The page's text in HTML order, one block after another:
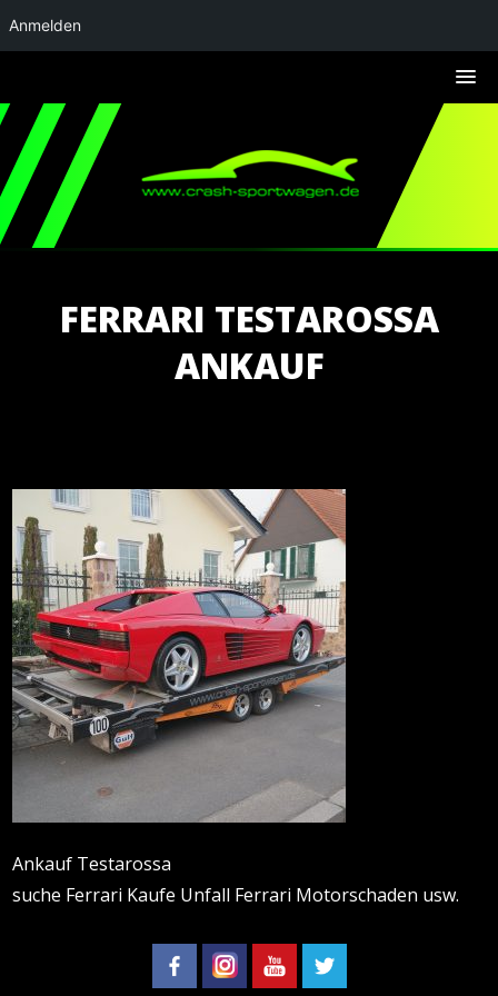
FERRARI TESTAROSSA
ANKAUF
Ankauf Testarossa
suche Ferrari Kaufe Unfall Ferrari Motorschaden usw.
Anmelden